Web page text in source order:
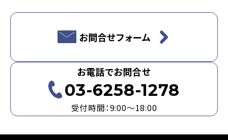
お問合せフォーム
お電話でお問合せ
03-6258-1278
受付時間：9:00～18:00